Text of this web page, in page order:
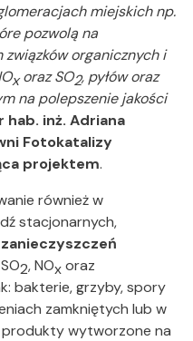
miejskich np.
pozwolą na
organicznych i
xoraz SO2, pyłów oraz
na polepszenie jakości
hab. inż. Adriana
Fotokatalizy
projektem.
również w
stacjonarnych,
zanieczyszczeń
2, NOxoraz
bakterie, grzyby, spory
zamkniętych lub w
produkty wytworzone na